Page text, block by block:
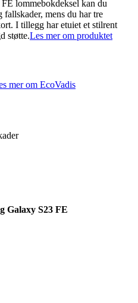
lommebokdeksel kan du
mens du har tre
I tillegg har etuiet et stilrent
støtte.Les mer om produktet
mer om EcoVadis
Galaxy S23 FE